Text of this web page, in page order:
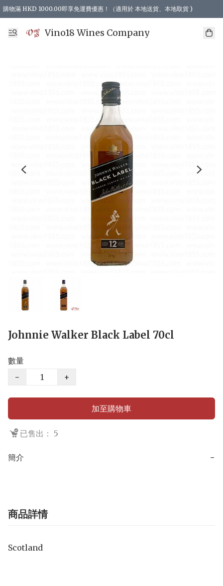
購物滿 HKD 1000.00即享免運費優惠！（適用於 本地送貨、本地取貨 )
Vino18 Wines Company
Johnnie Walker Black Label 70cl
數量
−
+
加至購物車
已售出： 5
簡介 −
商品詳情
Scotland